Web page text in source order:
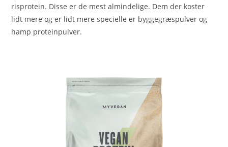
risprotein. Disse er de mest almindelige. Dem der koster
lidt mere og er lidt mere specielle er byggegræspulver og
hamp proteinpulver.